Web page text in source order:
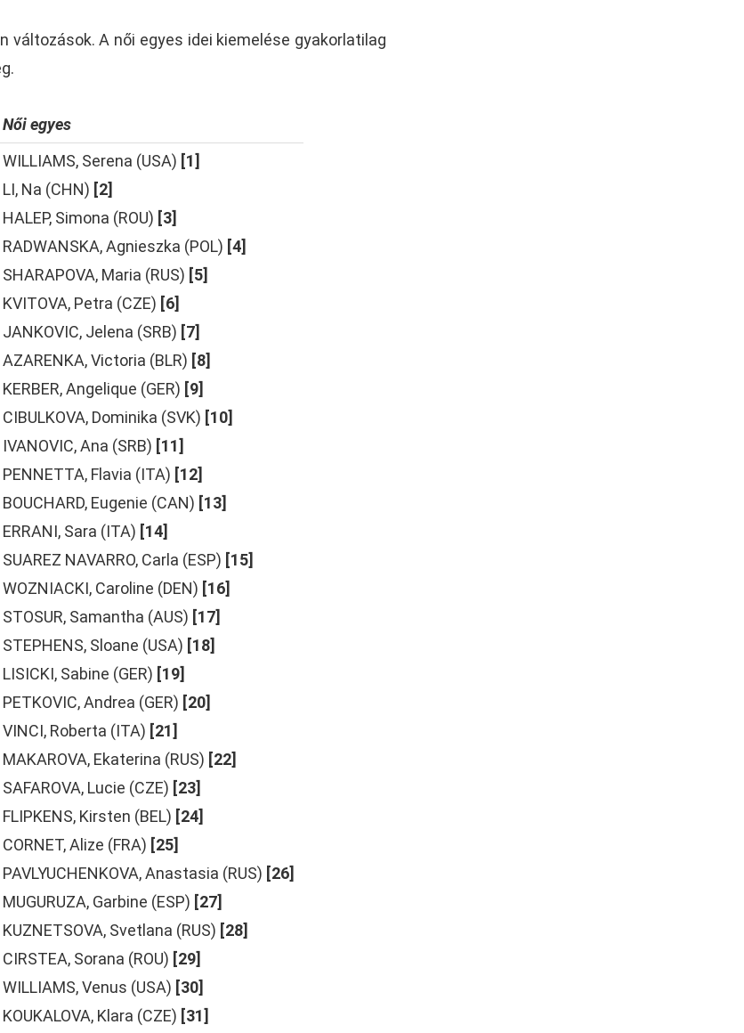
változások. A női egyes idei kiemelése gyakorlatilag
Női egyes
WILLIAMS, Serena (USA) [1]
LI, Na (CHN) [2]
HALEP, Simona (ROU) [3]
RADWANSKA, Agnieszka (POL) [4]
SHARAPOVA, Maria (RUS) [5]
KVITOVA, Petra (CZE) [6]
JANKOVIC, Jelena (SRB) [7]
AZARENKA, Victoria (BLR) [8]
KERBER, Angelique (GER) [9]
CIBULKOVA, Dominika (SVK) [10]
IVANOVIC, Ana (SRB) [11]
PENNETTA, Flavia (ITA) [12]
BOUCHARD, Eugenie (CAN) [13]
ERRANI, Sara (ITA) [14]
SUAREZ NAVARRO, Carla (ESP) [15]
WOZNIACKI, Caroline (DEN) [16]
STOSUR, Samantha (AUS) [17]
STEPHENS, Sloane (USA) [18]
LISICKI, Sabine (GER) [19]
PETKOVIC, Andrea (GER) [20]
VINCI, Roberta (ITA) [21]
MAKAROVA, Ekaterina (RUS) [22]
SAFAROVA, Lucie (CZE) [23]
FLIPKENS, Kirsten (BEL) [24]
CORNET, Alize (FRA) [25]
PAVLYUCHENKOVA, Anastasia (RUS) [26]
MUGURUZA, Garbine (ESP) [27]
KUZNETSOVA, Svetlana (RUS) [28]
CIRSTEA, Sorana (ROU) [29]
WILLIAMS, Venus (USA) [30]
KOUKALOVA, Klara (CZE) [31]